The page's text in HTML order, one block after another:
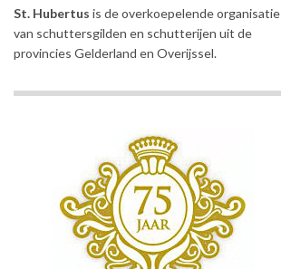
St. Hubertus is de overkoepelende organisatie
van schuttersgilden en schutterijen uit de
provincies Gelderland en Overijssel.